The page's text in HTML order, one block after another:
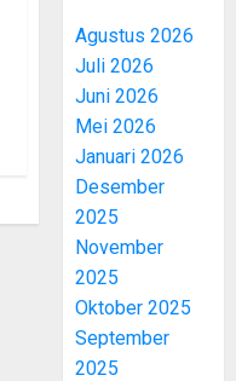
Agustus 2026
Juli 2026
Juni 2026
Mei 2026
Januari 2026
Desember
2025
November
2025
Oktober 2025
September
2025